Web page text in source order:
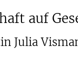
auf
Julia